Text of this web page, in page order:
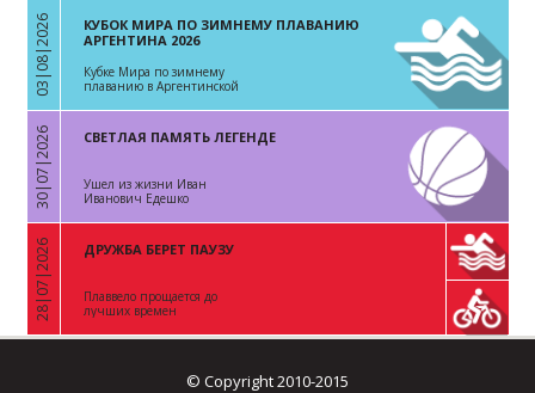
«
03|08|2026
КУБОК МИРА ПО ЗИМНЕМУ ПЛАВАНИЮ
АРГЕНТИНА 2026
Кубке Мира по зимнему
плаванию в Аргентинской
«
30|07|2026 СВЕТЛАЯ ПАМЯТЬ ЛЕГЕНДЕ
Ушел из жизни Иван
Иванович Едешко
«
28|07|2026 ДРУЖБА БЕРЕТ ПАУЗУ
Плаввело прощается до
лучших времен
© Copyright 2010-2015